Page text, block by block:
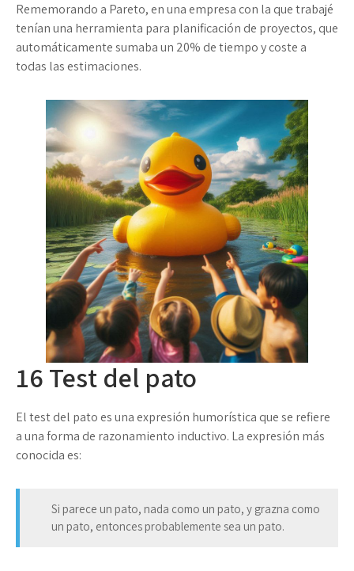
Rememorando a Pareto, en una empresa con la que trabajé
tenían una herramienta para planificación de proyectos, que
automáticamente sumaba un 20% de tiempo y coste a
todas las estimaciones.
16 Test del pato
El test del pato es una expresión humorística que se refiere
a una forma de razonamiento inductivo. La expresión más
conocida es:
Si parece un pato, nada como un pato, y grazna como
un pato, entonces probablemente sea un pato.